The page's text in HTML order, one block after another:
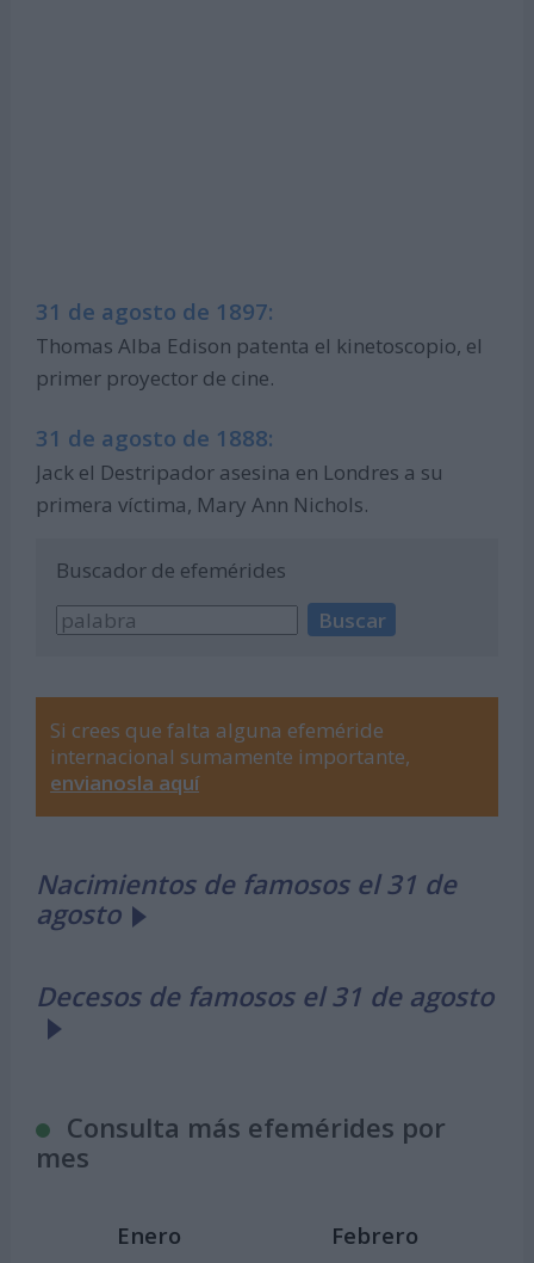
31 de agosto de 1897:
Thomas Alba Edison patenta el kinetoscopio, el
primer proyector de cine.
31 de agosto de 1888:
Jack el Destripador asesina en Londres a su
primera víctima, Mary Ann Nichols.
Buscador de efemérides
Si crees que falta alguna efeméride
internacional sumamente importante,
envianosla aquí
Nacimientos de famosos el 31 de
agosto
Decesos de famosos el 31 de agosto
Consulta más efemérides por
mes
Enero Febrero